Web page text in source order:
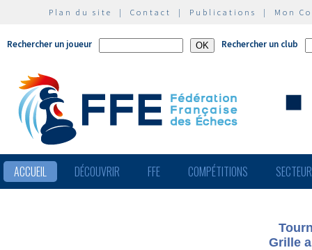
Plan du site | Contact | Publications | Mon
Rechercher un joueur Rechercher un club
ACCUEIL DÉCOUVRIR FFE COMPÉTITIONS
Grille